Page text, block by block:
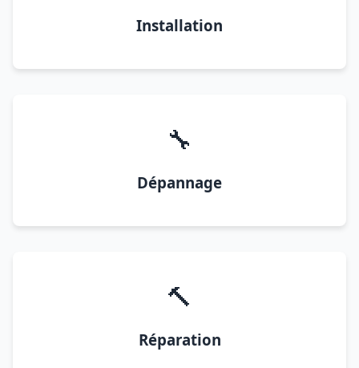
Installation
🔧
Dépannage
🔨
Réparation